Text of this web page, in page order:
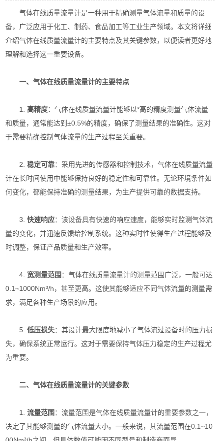
气体在线质量流量计是一种用于精确测量气体流量和质量的设
备，广泛应用于化工、制药、食品加工等工业生产领域。本文将详细
介绍气体在线质量流量计的主要特点及其关键参数，以便读者更好地
理解和选择这一重要设备。
一、气体在线质量流量计的主要特点
1.高精度：气体在线质量流量计能够以*高的精度测量气体流量
和质量，通常能达到±0.5%的精度，确保了测量结果的准确性。这对
于需要精确控制气体流量的生产过程至关重要。
2.稳定可靠：采用先进的传感器和控制技术，气体在线质量流量
计在长时间使用中能够保持良好的稳定性和可靠性。无论环境条件如
何变化，都能保持准确的测量结果，为生产提供可靠的数据支持。
3.快速响应：该设备具有快速的响应速度，能够实时监测气体流
量的变化，并迅速反馈给控制系统。这种实时性使得生产过程能够及
时调整，保证产品质量和生产效率。
4. 宽测量范围 ：气体在线质量流量计的测量范围广泛，一般可达
0.1~1000Nm³/h，甚至更高。这使其能够适应不同气体流量的测量需
求，满足各种生产场景的应用。
5.低压损失：其设计最大限度地减小了气体流过设备时的压力损
失，确保系统正常运行。这对于需要保持气体压力稳定的生产过程尤
为重要。
二、气体在线质量流量计的关键参数
1.流量范围 ：流量范围是气体在线质量流量计的重要参数之一，
决定了其能够测量的气体流量大小。一般来说，其流量范围在0.1~10